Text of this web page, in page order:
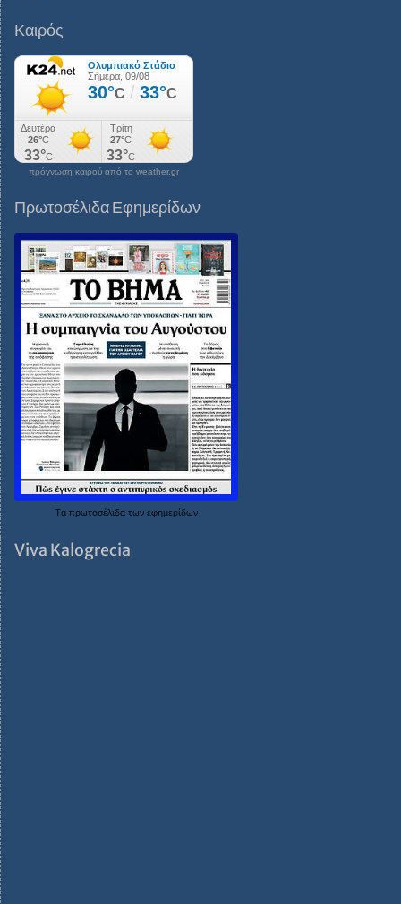
Καιρός
πρόγνωση καιρού από το weather.gr
Πρωτοσέλιδα Εφημερίδων
Τα πρωτοσέλιδα των εφημερίδων
Viva Kalogrecia